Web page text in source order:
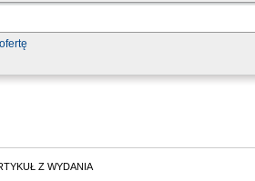
Z WYDANIA